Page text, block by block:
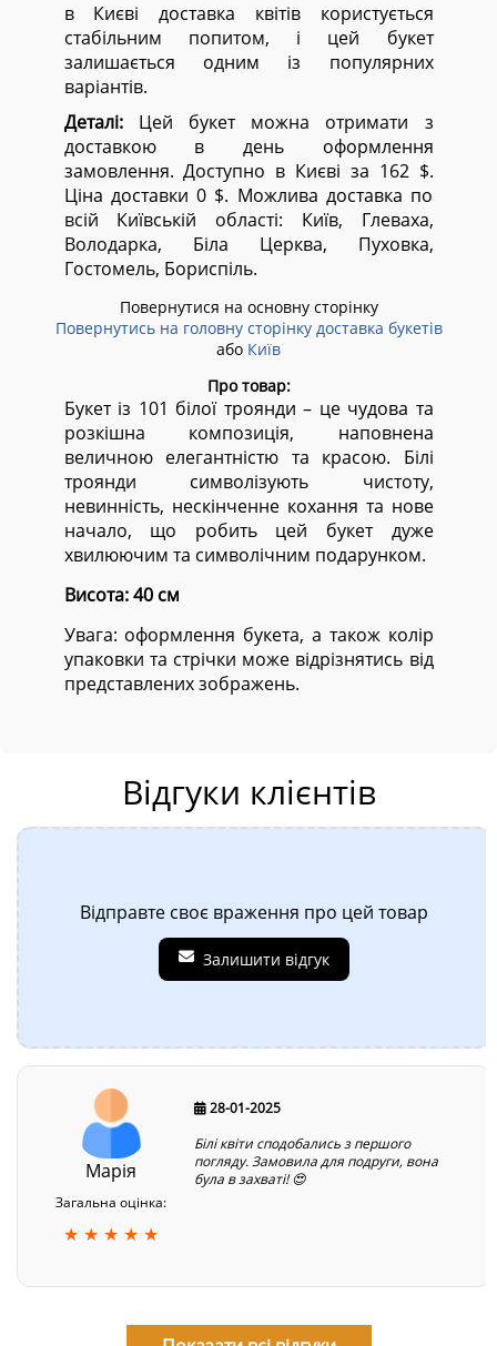
в Києві доставка квітів користується
стабільним попитом, і цей букет
залишається одним із популярних
варіантів.
Деталі:Цей букет можна отримати з
доставкою в день оформлення
замовлення. Доступно в Києві за 162 $.
Ціна доставки 0 $. Можлива доставка по
всій Київській області: Київ, Глеваха,
Володарка, Біла Церква, Пуховка,
Гостомель, Бориспіль.
Повернутися на основну сторінку
Повернутись на головну сторінку доставка букетів
або Київ
Про товар:
Букет із 101 білої троянди – це чудова та
розкішна композиція, наповнена
величною елегантністю та красою. Білі
троянди символізують чистоту,
невинність, нескінченне кохання та нове
начало, що робить цей букет дуже
хвилюючим та символічним подарунком.
Висота: 40 см
Увага: оформлення букета, а також колір
упаковки та стрічки може відрізнятись від
представлених зображень.
Відгуки клієнтів
Відправте своє враження про цей товар
Залишити відгук
Марія
Загальна оцінка:
★ ★ ★ ★ ★
28-01-2025
Білі квіти сподобались з першого
погляду. Замовила для подруги, вона
була в захваті! 😍